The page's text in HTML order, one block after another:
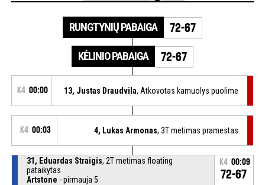
RUNGTYNIŲ PABAIGA 72-67
KĖLINIO PABAIGA 72-67
K4 00:00 13, Justas Draudvila, Atkovotas kamuolys puolime
K4 00:03 4, Lukas Armonas, 3T metimas pramestas
31, Eduardas Straigis, 2T metimas floating
pataikytas
Artstone - pirmauja 5
K4 00:09
72-67